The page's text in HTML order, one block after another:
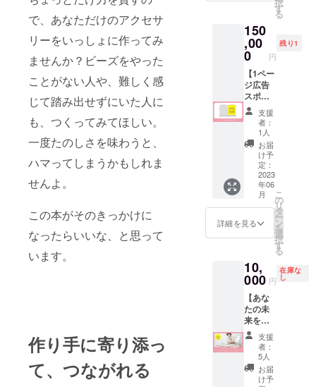
で、あなただけのアクセサ
リーをいっしょに作ってみ
ませんか？ビーズをやった
ことがない人や、難しく感
じて踏み出せずにいた人に
も、つくってみてほしい。
一度たのしさを味わうと、
ハマってしまうかもしれま
せんよ。
この本がそのきっかけに
なったらいいな、と思って
います。
作り手に寄り添っ
て、つながれる
いただ
きま
す。 ※
こちら
の書籍
は自費
出版に
て販売
予定で
す。(70
～100
ペー
ジ） ※
掲載ご
希望の
企業名
考欄に
ご記載
す。 ※
こちら
の書籍
は自費
出版に
て2023
年７月
に販売
予定で
す。(70
～100
ページ)
※書籍が
販売さ
れる限
り掲載
いたし
ます。
予定で
完成後
のお届
けとな
りま
す。 ※
もう１
つの帯
スポン
サー枠
は、説
明文が
個人ス
ポン
サーに
なって
います
が、内
（帯ス
ポン
サー）
名を書
できま
す。 3
社限定
です。
※掲載内
容は
メール
にて打
合せさ
せてい
ただき
ます。
※ネット
ワーク
販売や
企業イ
メージ
が相違
する場
合等、
お断り
させて
いただ
く場合
があり
ます。
お断り
させて
いただ
いた場
合にお
ナーの
いたし
ます。
１回・
４時間
を予定
してい
ます。
※詳細は
別途お
打合せ
を行い
ます。
※リア
ル、オ
ンライ
ンどち
らでも
可。 ※
交通
費、宿
材料費
は別途
必要で
す。
す
る
150
,00
0 円
残り1
【1ペー
ジ広告
スポン
サー】
書籍
「ビー
ズでつ
くる、
ときめ
くお
花」(仮)
に企業
広告を1
ページ
掲載さ
せてい
ます。
企業名
や屋号
と、写
真、御
社の紹
介文、
HPなど
へのリ
ンク、
SNSア
支援
者：
1人
お届
け予
定：
2023
年06
月
詳細を見る
こ
の
リ
タ
ー
ン
を
選
択
す
る
10,
000 円
在庫な
し
【あな
たの未
来を応
援しま
す！
ビーズ
アクセ
サリー
支援
者：
5人
お届
け予